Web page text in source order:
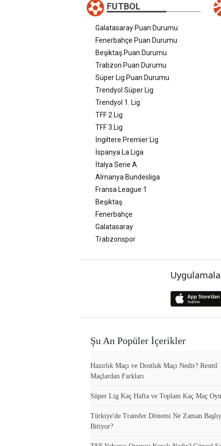
FUTBOL
Galatasaray Puan Durumu
Fenerbahçe Puan Durumu
Beşiktaş Puan Durumu
Trabzon Puan Durumu
Süper Lig Puan Durumu
Trendyol Süper Lig
Trendyol 1. Lig
TFF 2.Lig
TFF 3.Lig
İngiltere Premier Lig
İspanya La Liga
İtalya Serie A
Almanya Bundesliga
Fransa League 1
Beşiktaş
Fenerbahçe
Galatasaray
Trabzonspor
Şu An Popüler İçerikler
Hazırlık Maçı ve Dostluk Maçı Nedir? Resmî
Maçlardan Farkları
Süper Lig Kaç Hafta ve Toplam Kaç Maç
Türkiye'de Transfer Dönemi Ne Zaman
Bitiyor?